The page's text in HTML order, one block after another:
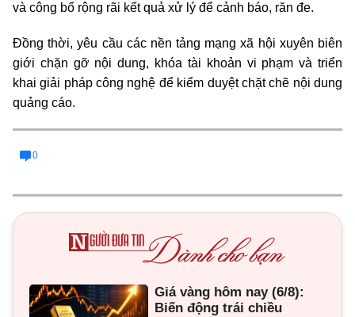
và công bố rộng rãi kết quả xử lý để cảnh báo, răn đe.
Đồng thời, yêu cầu các nền tảng mạng xã hội xuyên biên
giới chặn gỡ nội dung, khóa tài khoản vi phạm và triển
khai giải pháp công nghệ để kiểm duyệt chặt chẽ nội dung
quảng cáo.
0
Giá vàng hôm nay (6/8):
Biến động trái chiều